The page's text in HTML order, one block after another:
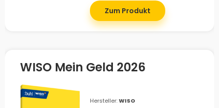
Zum Produkt
WISO Mein Geld 2026
Hersteller:WISO